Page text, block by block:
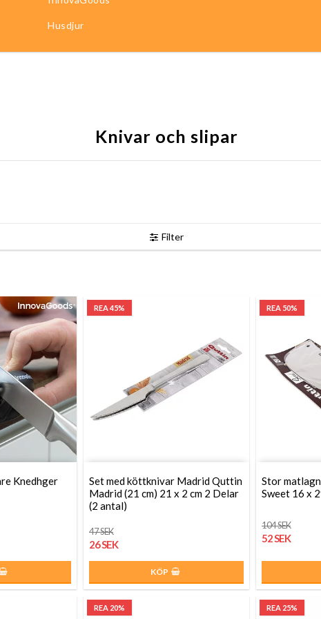
Husdjur
Knivar och slipar
Filter
Knedhger
REA 45%
Set med köttknivar Madrid Quttin
Madrid (21 cm) 21 x 2 cm 2 Delar
(2 antal)
47 SEK
26 SEK
KÖP
REA 50%
Stor
Sweet 16 x
104 SEK
52 SEK
REA 20% REA 25%